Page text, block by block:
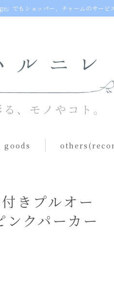
」でもショッパー、チャームのサービ
goods
きプルオー
クパーカー